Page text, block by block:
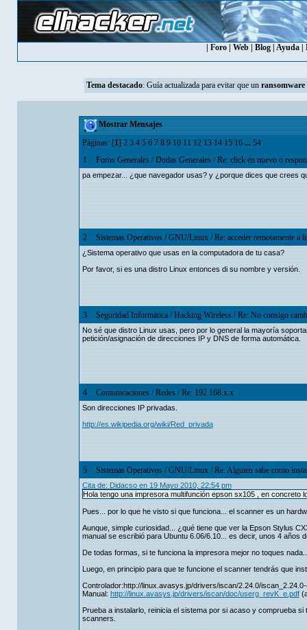
Foro Web Blog Ayuda
Tema destacado: Guía actualizada para evitar que un ransomware
Mostrar Mensajes
Páginas: [1] 2 3 4 5 6 7 8 9 10 11 12 13 14 15 16 ... 54
1
Foros Generales/Dudas Generales/Re: click en nuevo o
pa empezar... ¿que navegador usas? y ¿porque dices que crees
2 Sistemas Operativos/GNU/Linux/Re: acceder remotamente a
¿Sistema operativo que usas en la computadora de tu casa?
Por favor, si es una distro Linux entonces di su nombre y versión.
3 Seguridad Informática/Hacking Wireless/Re: No consigo
No sé que distro Linux usas, pero por lo general la mayoría
petición/asignación de direcciones IP y DNS de forma automática.
4 Comunicaciones/Redes/Re: 192.168.x.x
Son direcciones IP privadas.
http://es.wikipedia.org/wiki/Red_privada
5 Sistemas Operativos/GNU/Linux/Re: Alguien sabe como
Cita de: Didacso en 19 Mayo 2010, 22:54 pm
Hola tengo una impresora multifunción epson sx105 , en concreto
Pues... por lo que he visto si que funciona... el scanner es un
Aunque, simple curiosidad... ¿qué tiene que ver la Epson Stylus
manual se escribió para Ubuntu 6.06/6.10... es decir, unos 4 años
De todas formas, si te funciona la impresora mejor no toques
Luego, en principio para que te funcione el scanner tendrás que
Controlador:http://linux.avasys.jp/drivers/iscan/2.24.0/iscan_2.24.0-
Manual: http://linux.avasys.jp/drivers/iscan/doc/userg_revK_e.pdf
Prueba a instalarlo, reinicia el sistema por si acaso y comprueba
scanners.